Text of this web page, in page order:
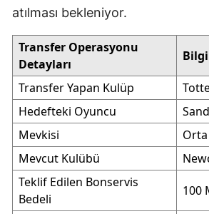
atılması bekleniyor.
Transfer Operasyonu
Detayları
Bilgi
Transfer Yapan Kulüp
Hedefteki Oyuncu
Mevkisi
Orta
Mevcut Kulübü
Teklif Edilen Bonservis
Bedeli
100